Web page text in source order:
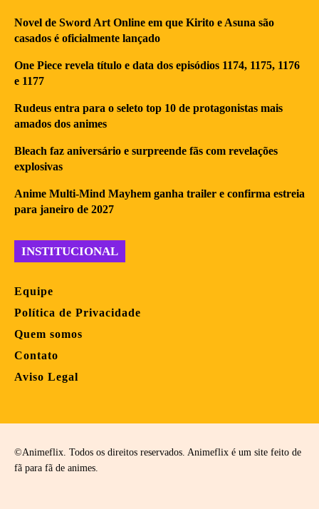
Novel de Sword Art Online em que Kirito e Asuna são
casados é oficialmente lançado
One Piece revela título e data dos episódios 1174, 1175, 1176
e 1177
Rudeus entra para o seleto top 10 de protagonistas mais
amados dos animes
Bleach faz aniversário e surpreende fãs com revelações
explosivas
Anime Multi-Mind Mayhem ganha trailer e confirma estreia
para janeiro de 2027
INSTITUCIONAL
Equipe
Política de Privacidade
Quem somos
Contato
Aviso Legal
©Animeflix. Todos os direitos reservados. Animeflix é um site feito de
fã para fã de animes.